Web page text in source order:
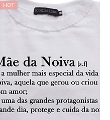
HOT